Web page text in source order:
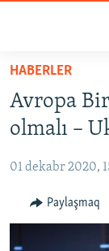
Esas
qaytmaq
Baş
qaytmaq
qaytmaq
SİYASET
CEMİYET
MEDENİYET
HABERLER
Avropa
olmalı –
01 dekabr 2020,
Paylaşmaq